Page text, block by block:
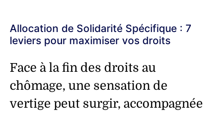
Allocation de Solidarité Spécifique : 7
leviers pour maximiser vos droits
Face à la fin des droits au
chômage, une sensation de
vertige peut surgir, accompagnée